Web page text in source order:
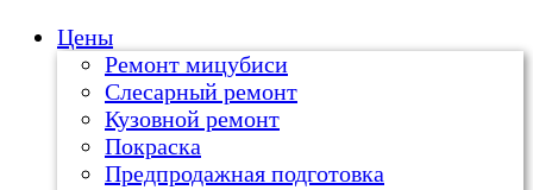
Цены
Ремонт мицубиси
Слесарный ремонт
Кузовной ремонт
Покраска
Предпродажная подготовка